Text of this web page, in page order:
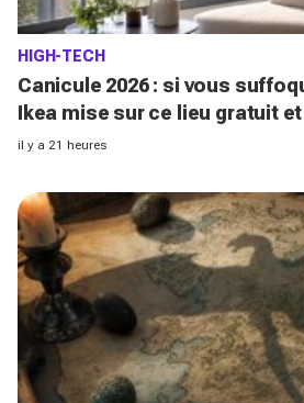
HIGH-TECH
Canicule 2026 : si vous
Ikea mise sur ce lieu gratuit
€ qui changent tout
il y a 21 heures